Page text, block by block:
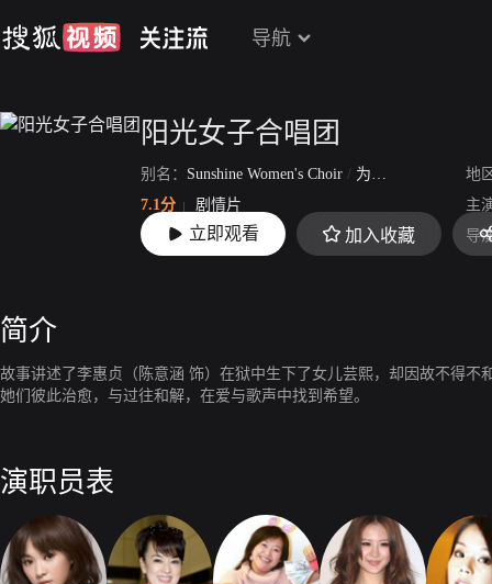
导航
阳光女子合唱团
别名： Sunshine Women's Choir / 为爱和声-阳光女子合唱团
地
7.1分
剧情片
主
上映： 2026-04-04 导
立即观看 加入收藏
简介
故事讲述了李惠贞（陈意涵 饰）在狱中生下了女儿芸熙，却因故不得
她们彼此治愈，与过往和解，在爱与歌声中找到希望。
演职员表